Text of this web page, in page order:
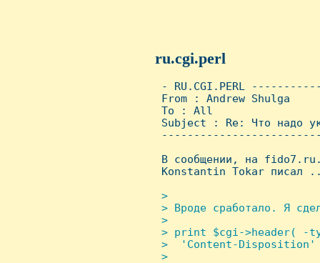
ru.cgi.perl
- RU.CGI.PERL
From : Andrew
To : All
Subject : Re: Что надо
В сообщении, на
Konstantin Tokar писал
>
> Вроде сработало. Я
>
> print $cgi->header( -
>  'Content-Disposition'
>